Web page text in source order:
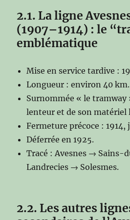
2.1. La ligne
(1907–1914) : le
emblématique
Mise en service tardive :
Longueur : environ 40 km.
Surnommée « le tramway
lenteur et de son matériel
Fermeture précoce :
Déferrée en 1925.
Tracé : Avesnes → Sains-
Landrecies → Solesmes.
2.2. Les autres